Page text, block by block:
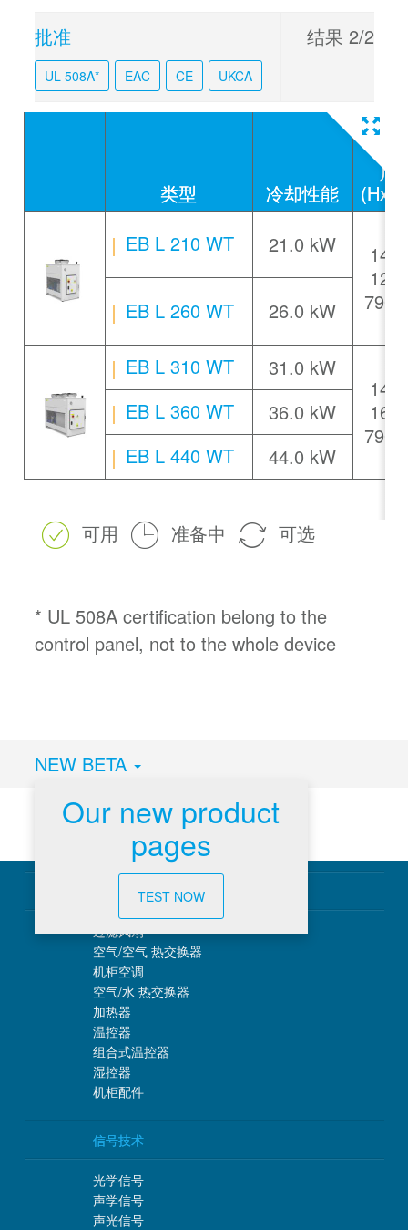
批准
UL 508A* EAC CE UKCA
结果 2/2
类型 冷却性能
尺
EB L 210 WT
21.0 kW
790
EB L 260 WT 26.0 kW
EB L 310 WT 31.0 kW
790
EB L 360 WT
36.0 kW
EB L 440 WT
44.0 kW
可用 准备中 可选
* UL 508A certification belong to the
control panel, not to the whole device
NEW BETA
Our new product
pages
TEST NOW
温控管理
过滤风扇
空气/空气 热交换器
机柜空调
空气/水 热交换器
加热器
温控器
组合式温控器
湿控器
机柜配件
信号技术
光学信号
声学信号
声光信号